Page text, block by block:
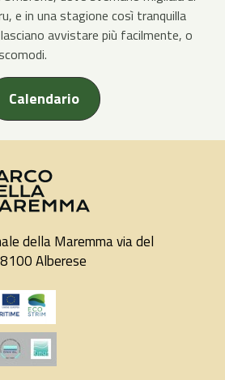
e in una stagione così tranquilla
avvistare più facilmente, o
Calendario
della Maremma via del
Alberese